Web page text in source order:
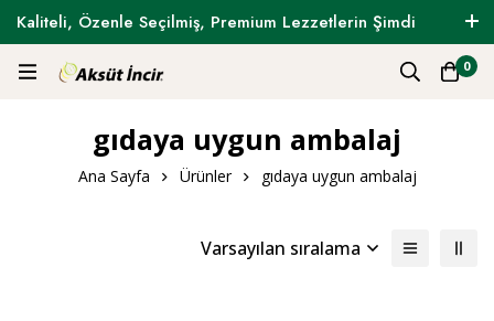
Kaliteli, Özenle Seçilmiş, Premium Lezzetlerin Şimdi
Tam Zamanı !
0
gıdaya uygun ambalaj
Ana Sayfa Ürünler gıdaya uygun ambalaj
Varsayılan sıralama